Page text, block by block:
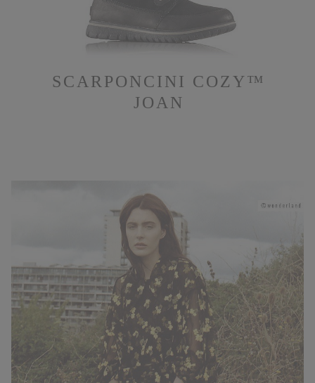
SCARPONCINI COZY™
JOAN